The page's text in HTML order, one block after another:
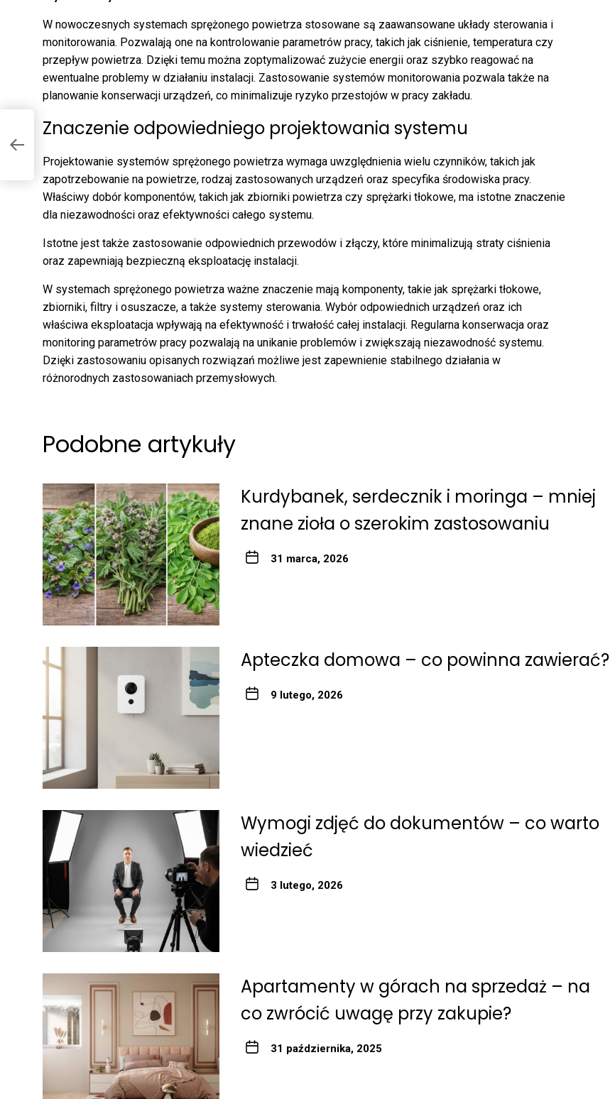
W nowoczesnych systemach sprężonego powietrza stosowane są zaawansowane układy sterowania i
monitorowania. Pozwalają one na kontrolowanie parametrów pracy, takich jak ciśnienie, temperatura czy
przepływ powietrza. Dzięki temu można zoptymalizować zużycie energii oraz szybko reagować na
ewentualne problemy w działaniu instalacji. Zastosowanie systemów monitorowania pozwala także na
planowanie konserwacji urządzeń, co minimalizuje ryzyko przestojów w pracy zakładu.
Znaczenie odpowiedniego projektowania systemu
Projektowanie systemów sprężonego powietrza wymaga uwzględnienia wielu czynników, takich jak
zapotrzebowanie na powietrze, rodzaj zastosowanych urządzeń oraz specyfika środowiska pracy.
Właściwy dobór komponentów, takich jak zbiorniki powietrza czy sprężarki tłokowe, ma istotne znaczenie
dla niezawodności oraz efektywności całego systemu.
Istotne jest także zastosowanie odpowiednich przewodów i złączy, które minimalizują straty ciśnienia
oraz zapewniają bezpieczną eksploatację instalacji.
W systemach sprężonego powietrza ważne znaczenie mają komponenty, takie jak sprężarki tłokowe,
zbiorniki, filtry i osuszacze, a także systemy sterowania. Wybór odpowiednich urządzeń oraz ich
właściwa eksploatacja wpływają na efektywność i trwałość całej instalacji. Regularna konserwacja oraz
monitoring parametrów pracy pozwalają na unikanie problemów i zwiększają niezawodność systemu.
Dzięki zastosowaniu opisanych rozwiązań możliwe jest zapewnienie stabilnego działania w
różnorodnych zastosowaniach przemysłowych.
Podobne artykuły
Kurdybanek, serdecznik i moringa – mniej
znane zioła o szerokim zastosowaniu
31 marca, 2026
Apteczka domowa – co powinna zawierać?
9 lutego, 2026
Wymogi zdjęć do dokumentów – co warto
wiedzieć
3 lutego, 2026
Apartamenty w górach na sprzedaż – na
co zwrócić uwagę przy zakupie?
31 października, 2025